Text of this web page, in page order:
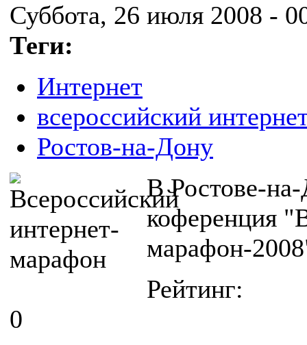
Суббота, 26 июля 2008 -
Теги:
Интернет
всероссийский
Ростов-на-Дону
В Ростове-
коференция
марафон-
Рейтинг:
0